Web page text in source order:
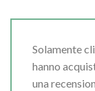
Solamente
hanno
una